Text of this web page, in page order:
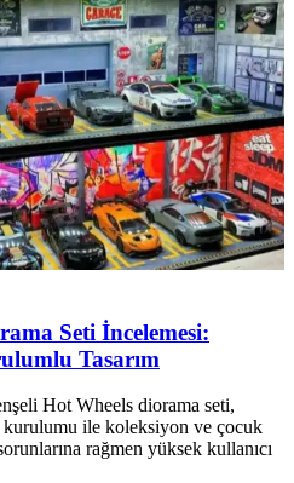
Seti İncelemesi:
Tasarım
Hot Wheels diorama seti,
kurulumu ile koleksiyon ve çocuk
rağmen yüksek kullanıcı